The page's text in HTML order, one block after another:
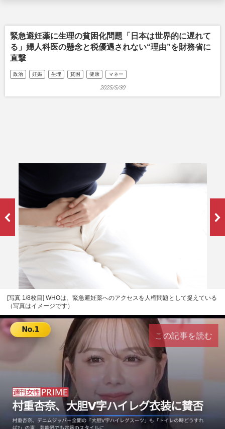
緊急避妊薬に生理の貧困化問題「日本は世界的に遅れて
る」婦人科医の懸念と税優遇されない“理由”を財務省に
直撃
政治 妊娠 生理 貧困 健康 マネー
2025/5/30
[写真 1/8枚目] WHOは、緊急避妊薬へのアクセスを人権問題として捉えている
（写真はイメージです）
この記事を読む